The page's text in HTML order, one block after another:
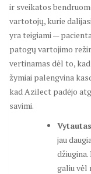
ir sveikatos
vartotojų, kurie
yra teigiami —
patogų vartojimo
vertinamas dėl to,
žymiai palengvina
kad Azilect padėjo
savimi.
jau
galiu vėl